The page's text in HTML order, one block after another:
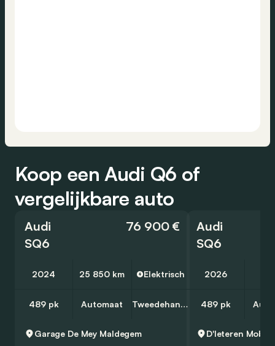
Koop een Audi Q6 of
vergelijkbare auto
Audi
SQ6
76 900 €
2024 25 850 km Elektrisch
489 pk Automaat Tweedehands
Garage De Mey Maldegem
Audi
SQ6
2026
489 pk